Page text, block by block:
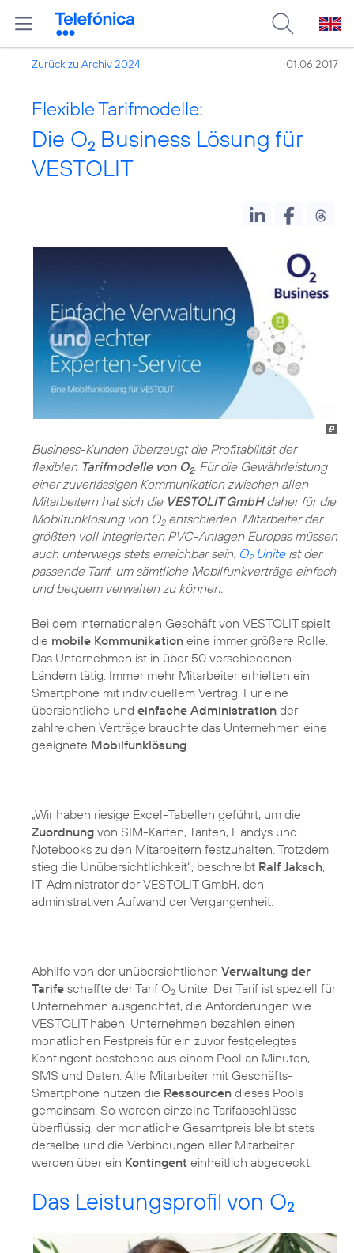
Zurück zu Archiv 2024 01.06.2017
Flexible Tarifmodelle:
Die O2 Business Lösung für
VESTOLIT
Business-Kunden überzeugt die Profitabilität der
flexiblen Tarifmodelle von O2. Für die Gewährleistung
einer zuverlässigen Kommunikation zwischen allen
Mitarbeitern hat sich die VESTOLIT GmbHdaher für die
Mobilfunklösung von O2entschieden. Mitarbeiter der
größten voll integrierten PVC-Anlagen Europas müssen
auch unterwegs stets erreichbar sein. O2Uniteist der
passende Tarif, um sämtliche Mobilfunkverträge einfach
und bequem verwalten zu können.
Bei dem internationalen Geschäft von VESTOLIT spielt
die mobile Kommunikation eine immer größere Rolle.
Das Unternehmen ist in über 50 verschiedenen
Ländern tätig. Immer mehr Mitarbeiter erhielten ein
Smartphone mit individuellem Vertrag. Für eine
übersichtliche und einfache Administration der
zahlreichen Verträge brauchte das Unternehmen eine
geeignete Mobilfunklösung
„Wir haben riesige Excel-Tabellen geführt, um die
Zuordnung von SIM-Karten, Tarifen, Handys und
Notebooks zu den Mitarbeitern festzuhalten. Trotzdem
stieg die Unübersichtlichkeit“, beschreibt Ralf Jaksch,
IT-Administrator der VESTOLIT GmbH, den
administrativen Aufwand der Vergangenheit.
Abhilfe von der unübersichtlichen Verwaltung der
Tarife schaffte der Tarif O2 Unite. Der Tarif ist speziell für
Unternehmen ausgerichtet, die Anforderungen wie
VESTOLIT haben. Unternehmen bezahlen einen
monatlichen Festpreis für ein zuvor festgelegtes
Kontingent bestehend aus einem Pool an Minuten,
SMS und Daten. Alle Mitarbeiter mit Geschäfts-
Smartphone nutzen die Ressourcen dieses Pools
gemeinsam. So werden einzelne Tarifabschlüsse
überflüssig, der monatliche Gesamtpreis bleibt stets
derselbe und die Verbindungen aller Mitarbeiter
werden über ein Kontingent einheitlich abgedeckt.
Das Leistungsprofil von O2